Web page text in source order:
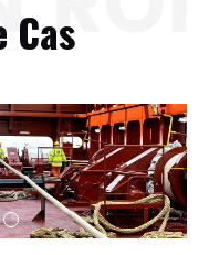
Cas